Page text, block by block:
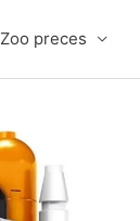
Zoo preces